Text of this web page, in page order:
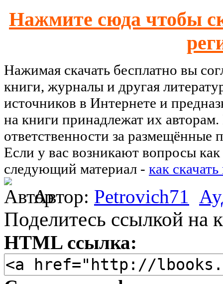
Нажмите сюда чтобы
Нажимая скачать бесплатно вы
книги, журналы и другая
источников в Интернете и
на книги принадлежат их
ответственности за размещённые
Если у вас возникают вопросы как
следующий материал - как
Автор: Petrovich71
Поделитесь ссылкой на
HTML ссылка: